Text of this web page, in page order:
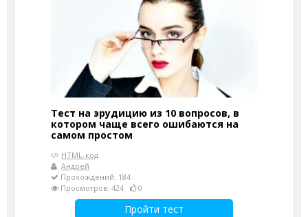
Тест на эрудицию из 10 вопросов, в
котором чаще всего ошибаются на
самом простом
HTML-код
Андрей
Прохождений: 184
Просмотров: 424
0
Пройти тест